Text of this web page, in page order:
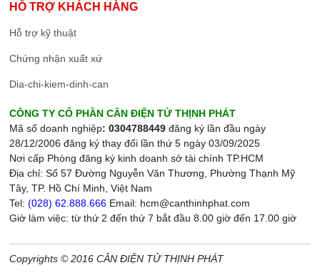
HỖ TRỢ KHÁCH HÀNG
Hỗ trợ kỹ thuật
Chứng nhận xuất xứ
Dia-chi-kiem-dinh-can
CÔNG TY CỔ PHẦN CÂN ĐIỆN TỬ THỊNH PHÁT
Mã số doanh nghiệp: 0304788449 đăng ký lần đầu ngày
28/12/2006 đăng ký thay đổi lần thứ 5 ngày 03/09/2025
Nơi cấp Phòng đăng ký kinh doanh sở tài chính TP.HCM
Địa chỉ: Số 57 Đường Nguyễn Văn Thương, Phường Thạnh Mỹ
Tây, TP. Hồ Chí Minh, Việt Nam
Tel:(028) 62.888.666 Email: hcm@canthinhphat.com
Giờ làm việc: từ thứ 2 đến thứ 7 bắt đầu 8.00 giờ đến 17.00 giờ
Copyrights © 2016 CÂN ĐIỆN TỬ THỊNH PHÁT